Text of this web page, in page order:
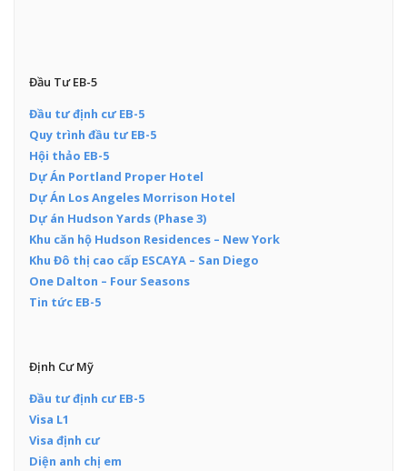
Đầu Tư EB-5
Đầu tư định cư EB-5
Quy trình đầu tư EB-5
Hội thảo EB-5
Dự Án Portland Proper Hotel
Dự Án Los Angeles Morrison Hotel
Dự án Hudson Yards (Phase 3)
Khu căn hộ Hudson Residences – New York
Khu Đô thị cao cấp ESCAYA – San Diego
One Dalton – Four Seasons
Tin tức EB-5
Định Cư Mỹ
Đầu tư định cư EB-5
Visa L1
Visa định cư
Diện anh chị em